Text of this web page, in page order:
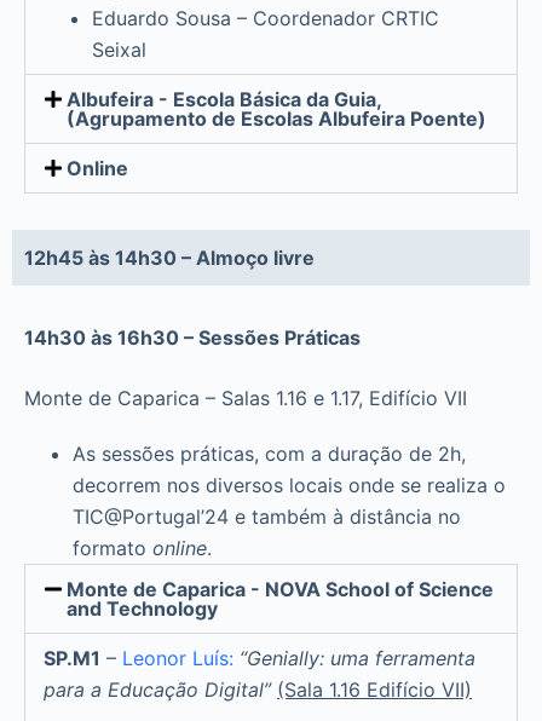
Eduardo Sousa – Coordenador CRTIC
Seixal
Albufeira - Escola Básica da Guia,
(Agrupamento de Escolas Albufeira Poente)
Online
12h45 às 14h30 – Almoço livre
14h30 às 16h30 – Sessões Práticas
Monte de Caparica – Salas 1.16 e 1.17, Edifício VII
As sessões práticas, com a duração de 2h,
decorrem nos diversos locais onde se realiza o
TIC@Portugal’24 e também à distância no
formato online.
Monte de Caparica - NOVA School of Science
and Technology
SP.M1 – Leonor Luís: “Genially: uma ferramenta
para a Educação Digital” (Sala 1.16 Edifício VII)